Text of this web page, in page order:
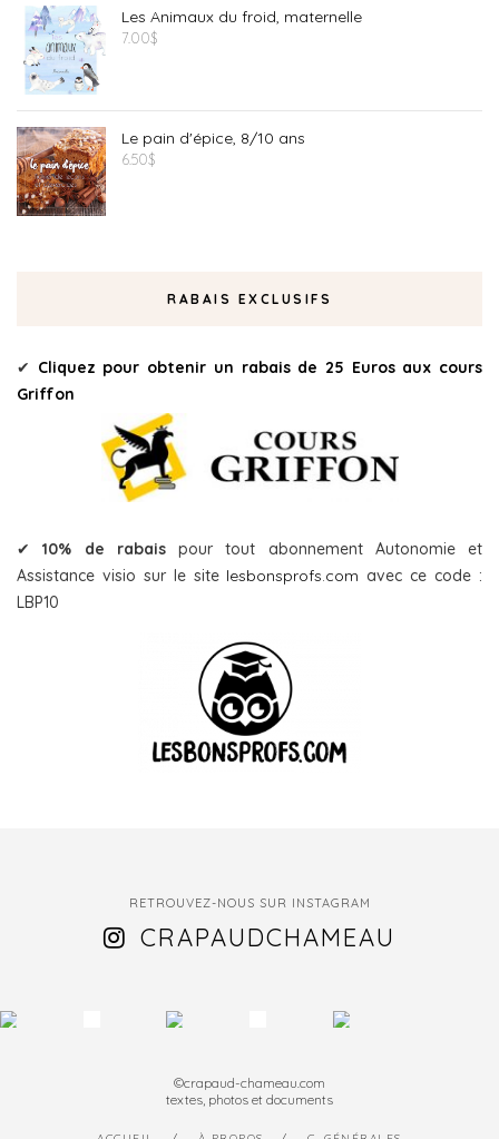
Les Animaux du froid, maternelle
7.00$
Le pain d'épice, 8/10 ans
6.50$
RABAIS EXCLUSIFS
✔ Cliquez pour obtenir un rabais de 25 Euros aux cours
Griffon
✔10% de rabaispour tout abonnement Autonomie et
Assistance visio sur le site lesbonsprofs.com avec ce code :
LBP10
RETROUVEZ-NOUS SUR INSTAGRAM
CRAPAUDCHAMEAU
©crapaud-chameau.com
textes, photos et documents